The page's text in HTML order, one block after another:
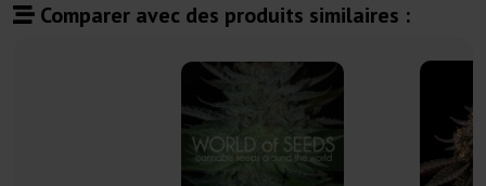
Comparer avec des produits similaires :